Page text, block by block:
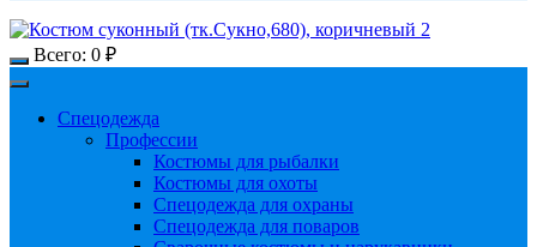
Всего: 0 ₽
Спецодежда
Профессии
Костюмы для рыбалки
Костюмы для охоты
Спецодежда для охраны
Спецодежда для поваров